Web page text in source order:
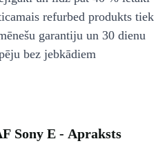
refurbed produkts tiek
garantiju un 30 dienu
bez jebkādiem
Sony E - Apraksts